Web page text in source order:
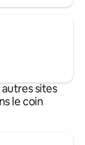
sites
le coin